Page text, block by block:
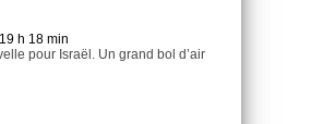
h 18 min
pour Israël. Un grand bol d’air